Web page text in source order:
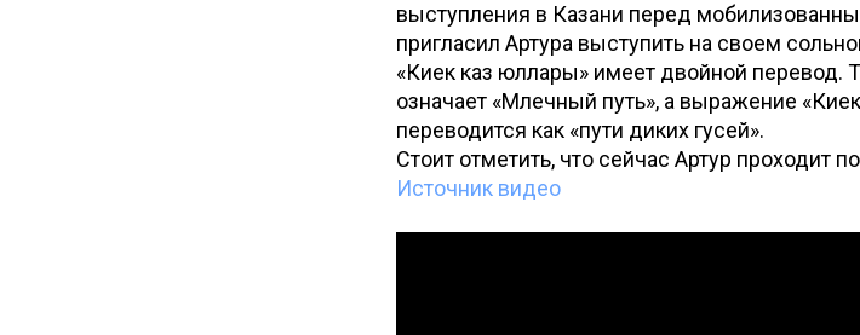
выступления в Казани перед
пригласил Артура выступить на своем
«Киек каз юллары» имеет двойной перевод.
означает «Млечный путь», а выражение
переводится как «пути диких гусей».
Стоит отметить, что сейчас Артур проходит
Источник видео